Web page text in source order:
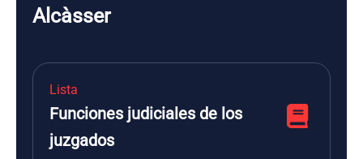
Alcàsser
Lista
Funciones judiciales de los
juzgados